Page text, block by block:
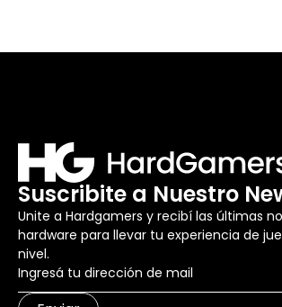
Suscribite a Nuestro
Unite a Hardgamers y recibí las últimas
hardware para llevar tu experiencia de
nivel.